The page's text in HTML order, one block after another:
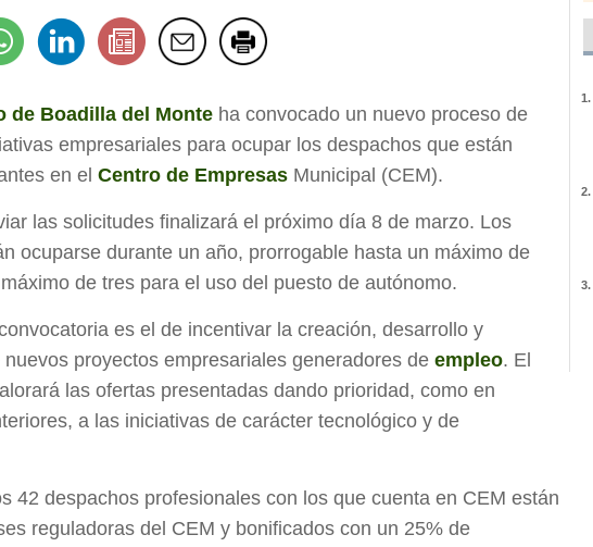
de Boadilla del Monte ha convocado un nuevo proceso de
empresariales para ocupar los despachos que están
en el Centro de Empresas Municipal (CEM).
las solicitudes finalizará el próximo día 8 de marzo. Los
ocuparse durante un año, prorrogable hasta un máximo de
de tres para el uso del puesto de autónomo.
es el de incentivar la creación, desarrollo y
proyectos empresariales generadores de empleo. El
las ofertas presentadas dando prioridad, como en
a las iniciativas de carácter tecnológico y de
42 despachos profesionales con los que cuenta en CEM están
reguladoras del CEM y bonificados con un 25% de